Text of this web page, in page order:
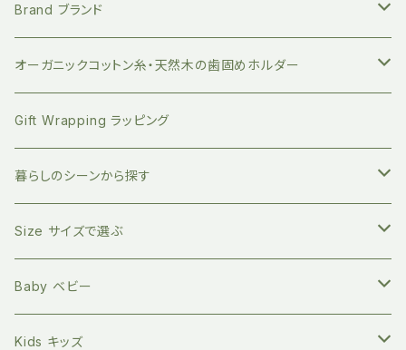
地球にやさしい 竹歯ブラシ
持ち運びに便利 竹歯ブラシケース
竹のデンタルスティックフロス
小分けに便利 ベジバッグ
繰り返し使える ストロー
オーガニックコットン100% エコバッグ
自然素材のキッチン用品
天然へちまスポンジ
オーガニック100% マイカトラリーセット
プラフリーのステンレス保存容器セット
絵本 赤ちゃん向け
絵本 お子さまへ
絵本 大人向け
英語の絵本 (日本語CD付き)
バイリンガル絵本(英語と日本語)
環境問題関連の本
食べ物の本
Brand ブランド
FUB ファブ
EAST END HIGHLANDERS
SLEEP NO MORE スリープノーモア
Zoologia ズーロジア
Born to Explore ボーントゥエクスプロアー
Petites Pommes プティットポム
オーガニックコットン糸・天然木の歯固めホルダー
おしゃぶり・おもちゃホルダー
マグホルダー
マルチホルダー
Gift Wrapping ラッピング
暮らしのシーンから探す
地球にやさしく暮らす
マルチレスキューバーム
キッチングッズ
親子の絵本時間に
かわいいあの子の出産祝いに
Size サイズで選ぶ
新生児サイズ
60サイズ 3ヶ月
Baby ベビー
Tops トップス
Kids キッズ